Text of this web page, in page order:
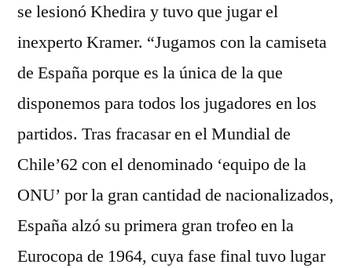
se lesionó Khedira y tuvo que jugar el
inexperto Kramer. “Jugamos con la camiseta
de España porque es la única de la que
disponemos para todos los jugadores en los
partidos. Tras fracasar en el Mundial de
Chile’62 con el denominado ‘equipo de la
ONU’ por la gran cantidad de nacionalizados,
España alzó su primera gran trofeo en la
Eurocopa de 1964, cuya fase final tuvo lugar